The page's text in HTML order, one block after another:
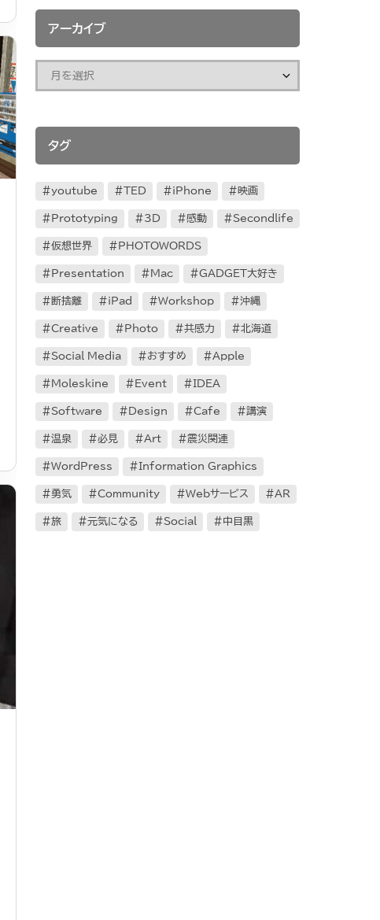
アーカイブ
タグ
youtube TED iPhone 映画
Prototyping 3D 感動 Secondlife
仮想世界 PHOTOWORDS
Presentation Mac GADGET大好き
断捨離 iPad Workshop 沖縄
Creative Photo 共感力 北海道
Social Media おすすめ Apple
Moleskine Event IDEA
Software Design Cafe 講演
温泉 必見 Art 震災関連
WordPress Information Graphics
勇気 Community Webサービス AR
旅 元気になる Social 中目黒